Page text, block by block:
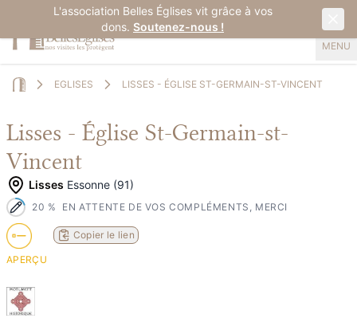
L'association Belles Églises vit grâce à vos
dons. Soutenez-nous !
MENU
EGLISES LISSES - ÉGLISE ST-GERMAIN-ST-VINCENT
Lisses - Église St-Germain-st-
Vincent
Lisses Essonne (91)
20 % EN ATTENTE DE VOS COMPLÉMENTS, MERCI
APERÇU
Copier le lien